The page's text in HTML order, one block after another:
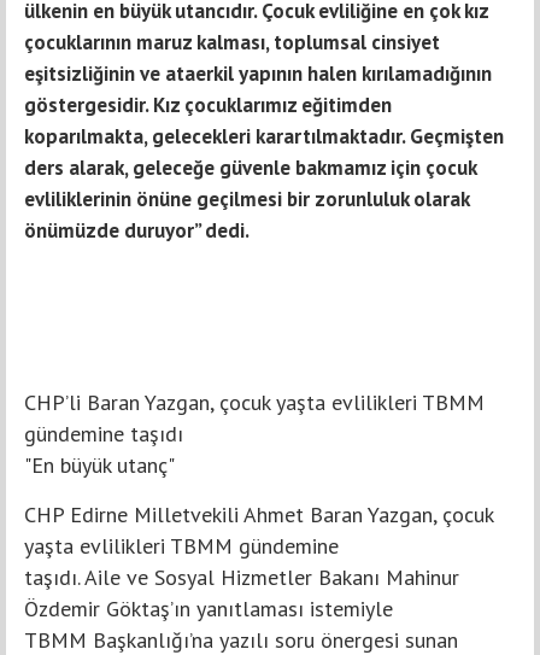
ülkenin en büyük utancıdır. Çocuk evliliğine en çok kız
çocuklarının maruz kalması, toplumsal cinsiyet
eşitsizliğinin ve ataerkil yapının halen kırılamadığının
göstergesidir. Kız çocuklarımız eğitimden
koparılmakta, gelecekleri karartılmaktadır. Geçmişten
ders alarak, geleceğe güvenle bakmamız için çocuk
evliliklerinin önüne geçilmesi bir zorunluluk olarak
önümüzde duruyor” dedi.
CHP’li Baran Yazgan, çocuk yaşta evlilikleri TBMM
gündemine taşıdı
"En büyük utanç"
CHP Edirne Milletvekili Ahmet Baran Yazgan, çocuk
yaşta evlilikleri TBMM gündemine
taşıdı. Aile ve Sosyal Hizmetler Bakanı Mahinur
Özdemir Göktaş’ın yanıtlaması istemiyle
TBMM Başkanlığı’na yazılı soru önergesi sunan